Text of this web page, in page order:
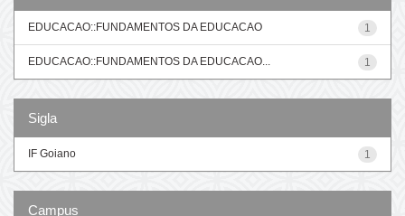
1
EDUCACAO::FUNDAMENTOS DA EDUCACAO
1
EDUCACAO::FUNDAMENTOS DA EDUCACAO...
Sigla
1
IF Goiano
Campus